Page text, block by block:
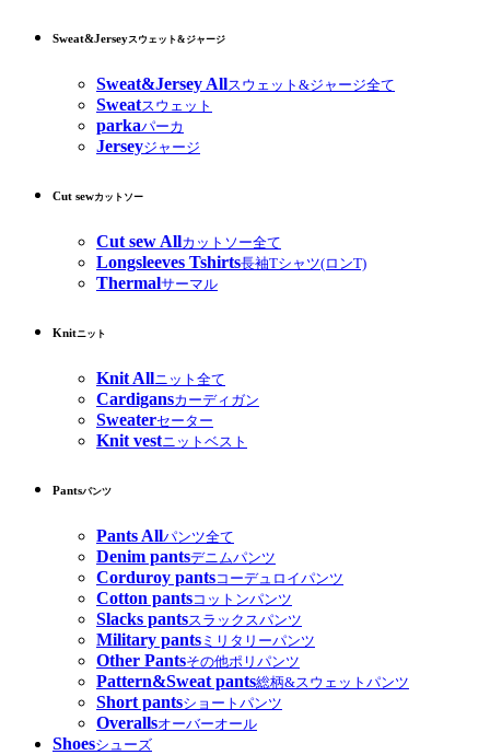
Sweat&Jerseyスウェット&ジャージ
Sweat&Jersey Allスウェット&ジャージ全て
Sweatスウェット
parkaパーカ
Jerseyジャージ
Cut sewカットソー
Cut sew Allカットソー全て
Longsleeves Tshirts長袖Tシャツ(ロンT)
Thermalサーマル
Knitニット
Knit Allニット全て
Cardigansカーディガン
Sweaterセーター
Knit vestニットベスト
Pantsパンツ
Pants Allパンツ全て
Denim pantsデニムパンツ
Corduroy pantsコーデュロイパンツ
Cotton pantsコットンパンツ
Slacks pantsスラックスパンツ
Military pants ミリタリーパンツ
Other Pantsその他ポリパンツ
Pattern&Sweat pants総柄&スウェットパンツ
Short pantsショートパンツ
Overallsオーバーオール
Shoesシューズ